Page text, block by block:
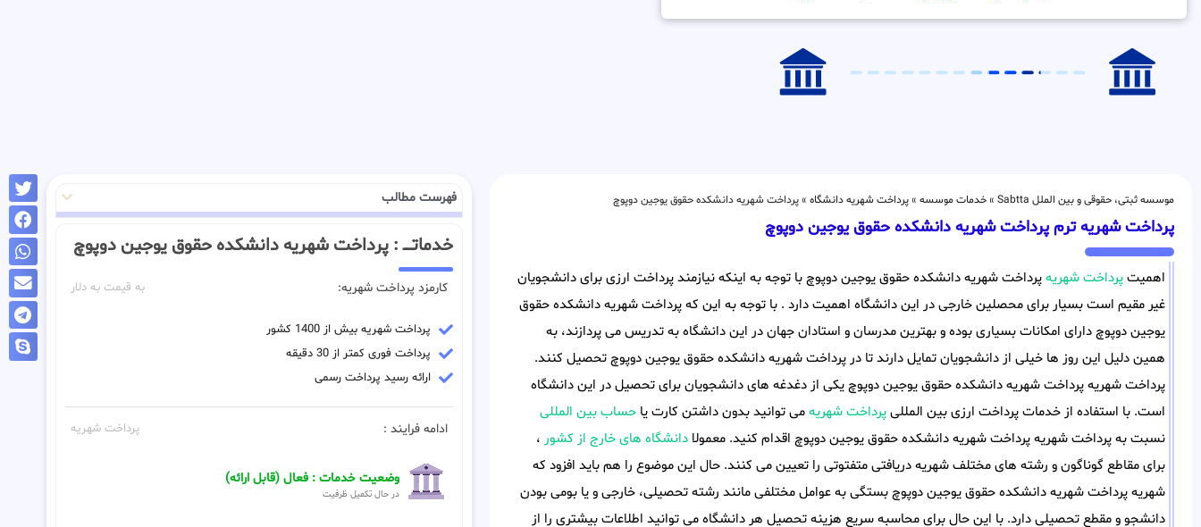
موسسه ثبتی، حقوقی و بین الملل Sabtta »خدمات موسسه »پرداخت شهریه دانشگاه »پرداخت شهریه دانشکده حقوق یوجین دوپوچ
پرداخت شهریه ترم پرداخت شهریه دانشکده حقوق یوجین دوپوچ
اهمیتپرداخت شهریهپرداخت شهریه دانشکده حقوق یوجین دوپوچ با توجه به اینکه نیازمند پرداخت ارزی برای دانشجویان
غیر مقیم است بسیار برای محصلین خارجی در این دانشگاه اهمیت دارد . با توجه به این که پرداخت شهریه دانشکده حقوق
یوجین دوپوچ دارای امکانات بسیاری بوده و بهترین مدرسان و استادان جهان در این دانشگاه به تدریس می پردازند، به
همین دلیل این روز ها خیلی از دانشجویان تمایل دارند تا در پرداخت شهریه دانشکده حقوق یوجین دوپوچ تحصیل کنند.
پرداخت شهریه پرداخت شهریه دانشکده حقوق یوجین دوپوچ یکی از دغدغه های دانشجویان برای تحصیل در این دانشگاه
است. با استفاده از خدمات پرداخت ارزی بین المللیپرداخت شهریهمی توانید بدون داشتن کارت یا حساب بین المللی
نسبت به پرداخت شهریه پرداخت شهریه دانشکده حقوق یوجین دوپوچ اقدام کنید. معمولا دانشگاه های خارج از کشور ،
برای مقاطع گوناگون و رشته های مختلف شهریه دریافتی متفتوتی را تعیین می کنند. حال این موضوع را هم باید افزود که
شهریه پرداخت شهریه دانشکده حقوق یوجین دوپوچ بستگی به عوامل مختلفی مانند رشته تحصیلی، خارجی و یا بومی بودن
دانشجو و مقطع تحصیلی دارد. با این حال برای محاسبه سریع هزینه تحصیل هر دانشگاه می توانید اطلاعات بیشتری را از
فهرست مطالب
خدماتـــــ : پرداخت شهریه دانشکده حقوق یوجین دوپوچ
کارمزد پرداخت شهریه: به قیمت به دلار
پرداخت شهریه بیش از 1400 کشور
پرداخت فوری کمتر از 30 دقیقه
ارائه رسید پرداخت رسمی
ادامه فرایند : پرداخت شهریه
وضعیت خدمات : فعال (قابل ارائه)
در حال تکمیل ظرفیت